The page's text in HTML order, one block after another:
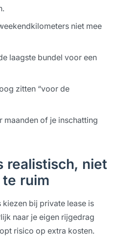
niet mee
laagste bundel voor een
zitten “voor de
maanden of je inschatting
realistisch, niet
ruim
bij private lease is
naar je eigen rijgedrag
risico op extra kosten.